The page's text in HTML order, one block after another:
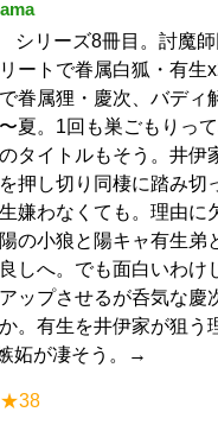
リーズ8冊目。討魔師
ートで眷属白狐・有生
眷属狸・慶次、バディ
夏。1回も巣ごもりっ
タイトルもそう。井伊
押し切り同棲に踏み切
嫌わなくても。理由に
の小狼と陽キャ有生弟
しへ。でも面白いわけ
ップさせるが呑気な慶
。有生を井伊家が狙う
妬が凄そう。→
★38